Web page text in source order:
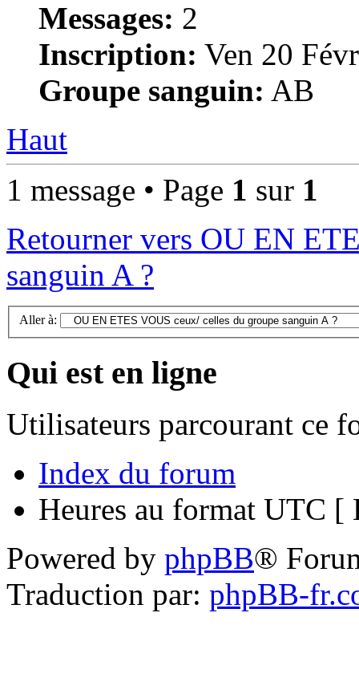
Messages: 2
Inscription: Ven 20
Groupe sanguin: AB
Haut
1 message • Page 1 sur 1
Retourner vers OU EN
sanguin A ?
Aller à:
Qui est en ligne
Utilisateurs parcourant ce
Index du forum
Heures au format UTC [
Powered by phpBB®
Traduction par: phpBB-